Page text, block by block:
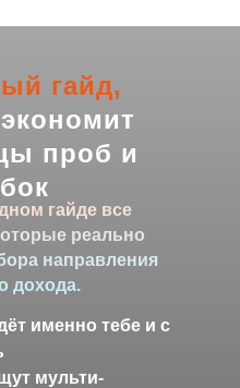
гайд,
проб и
гайде все
реально
направления
дохода.
именно тебе и с
мульти-